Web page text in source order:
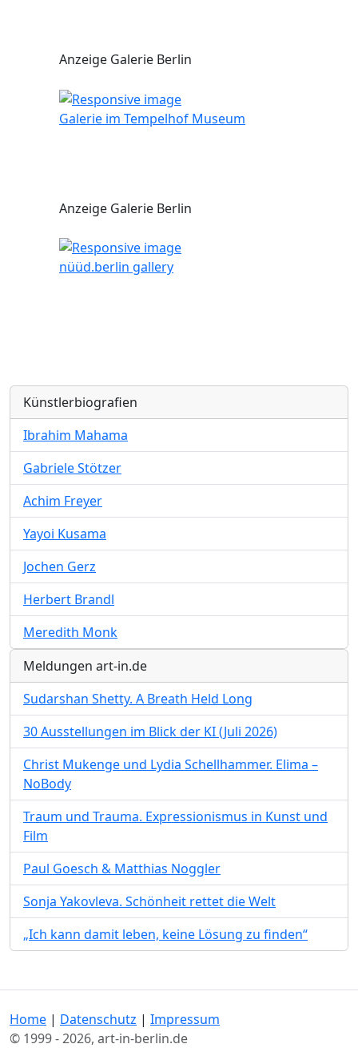
Anzeige Galerie Berlin
Galerie im Tempelhof Museum
Anzeige Galerie Berlin
nüüd.berlin gallery
Künstlerbiografien
Ibrahim Mahama
Gabriele Stötzer
Achim Freyer
Yayoi Kusama
Jochen Gerz
Herbert Brandl
Meredith Monk
Meldungen art-in.de
Sudarshan Shetty. A Breath Held Long
30 Ausstellungen im Blick der KI (Juli 2026)
Christ Mukenge und Lydia Schellhammer. Elima –
NoBody
Traum und Trauma. Expressionismus in Kunst und
Film
Paul Goesch & Matthias Noggler
Sonja Yakovleva. Schönheit rettet die Welt
„Ich kann damit leben, keine Lösung zu finden“
Home | Datenschutz | Impressum
© 1999 - 2026, art-in-berlin.de